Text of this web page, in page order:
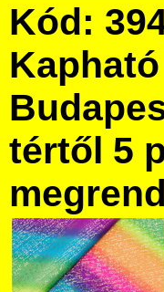
Kód:
tértől 5